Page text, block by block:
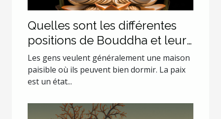
Quelles sont les différentes
positions de Bouddha et leurs
explications ?
Les gens veulent généralement une maison
paisible où ils peuvent bien dormir. La paix
est un état...